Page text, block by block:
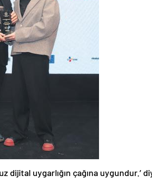
dijital uygarlığın çağına uygundur.’